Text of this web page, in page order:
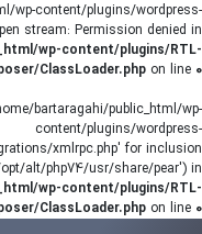
wp-content/plugins/wordpress-
stream: Permission denied in
wp-content/plugins/RTL-
ClassLoader.php on line 0
bartaragahi/public_html/wp-
content/plugins/wordpress-
xmlrpc.php' for inclusion
alt/php74/usr/share/pear') in
wp-content/plugins/RTL-
ClassLoader.php on line 0